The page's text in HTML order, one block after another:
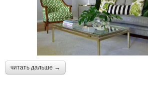
читать дальше →